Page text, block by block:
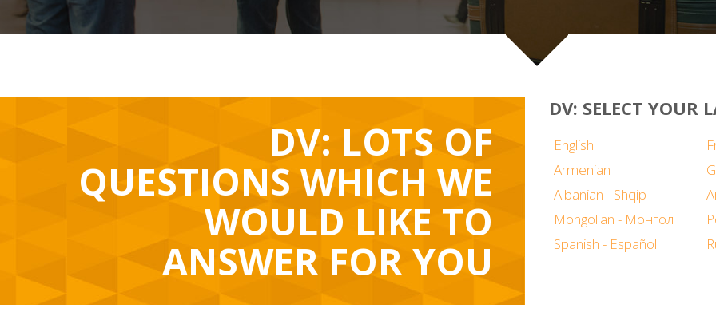
DV: LOTS OF
QUESTIONS WHICH WE
WOULD LIKE TO
ANSWER FOR YOU
DV: SELECT YOUR
English
Armenian
Albanian - Shqip
Mongolian - Монгол
Spanish - Español